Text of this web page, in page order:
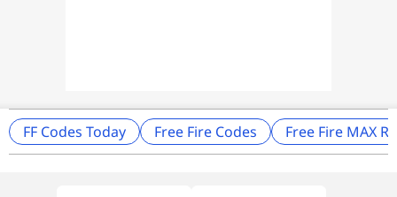
FF Codes Today Free Fire Codes Free Fire MAX